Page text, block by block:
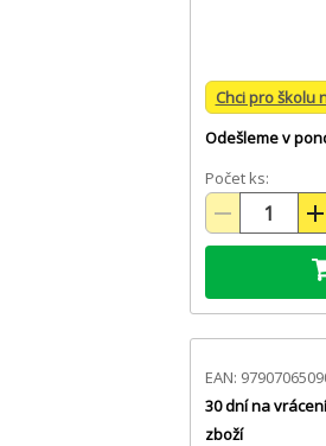
Chci pro školu
Odešleme v
Počet ks:
EAN:
30 dní na vrácení
zboží